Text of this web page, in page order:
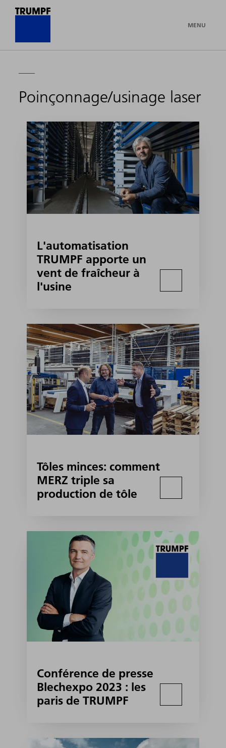
MENU
Poinçonnage/usinage laser
L'automatisation
TRUMPF apporte un
vent de fraîcheur à
l'usine
Tôles minces: comment
MERZ triple sa
production de tôle
Conférence de presse
Blechexpo 2023 : les
paris de TRUMPF